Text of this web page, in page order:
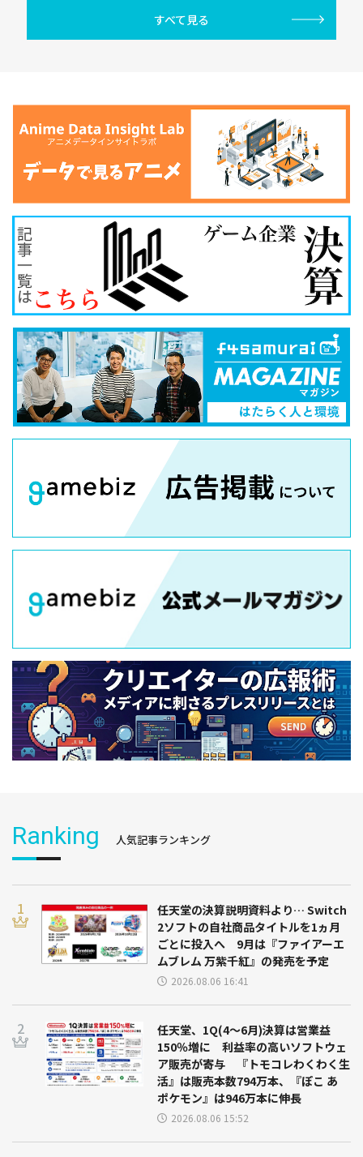
すべて見る
Ranking 人気記事ランキング
任天堂の決算説明資料より… Switch
2ソフトの自社商品タイトルを1ヵ月
ごとに投入へ 9月は『ファイアーエ
ムブレム 万紫千紅』の発売を予定
2026.08.06 16:41
任天堂、1Q(4～6月)決算は営業益
150％増に 利益率の高いソフトウェ
ア販売が寄与 『トモコレわくわく生
活』は販売本数794万本、『ぽこ あ
ポケモン』は946万本に伸長
2026.08.06 15:52